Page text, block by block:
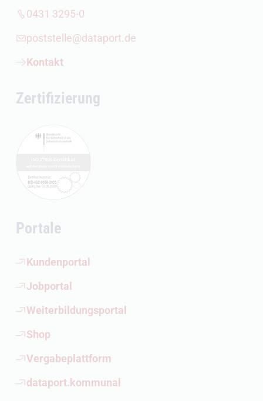
0431 3295-0
poststelle@dataport.de
Kontakt
Zertifizierung
Portale
Kundenportal
(Öffnet externen Link)
Jobportal
(Öffnet externen Link)
Weiterbildungsportal
(Öffnet externen Link)
Shop
(Öffnet externen Link)
Vergabeplattform
(Öffnet externen Link)
dataport.kommunal
(Öffnet externen Link)